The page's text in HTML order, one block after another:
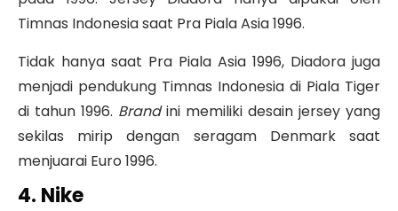
Timnas Indonesia saat Pra Piala Asia 1996.
Tidak hanya saat Pra Piala Asia 1996, Diadora juga
menjadi pendukung Timnas Indonesia di Piala Tiger
di tahun 1996. Brandini memiliki desain jersey yang
sekilas mirip dengan seragam Denmark saat
menjuarai Euro 1996.
4. Nike